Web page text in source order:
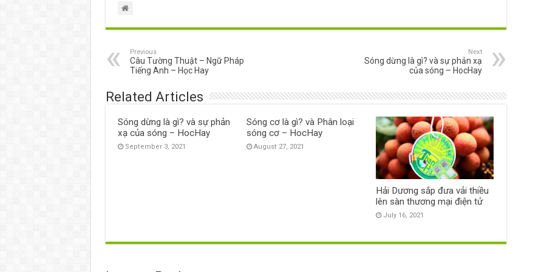
Previous
Câu Tường Thuật – Ngữ Pháp
Tiếng Anh – Học Hay
Next
Sóng dừng là gì? và sự phản xạ
của sóng – HocHay
Related Articles
Sóng dừng là gì? và sự phản
xạ của sóng – HocHay
September 3, 2021
Sóng cơ là gì? và Phân loại
sóng cơ – HocHay
August 27, 2021
Hải Dương sắp đưa vải thiều
lên sàn thương mại điện tử
July 16, 2021